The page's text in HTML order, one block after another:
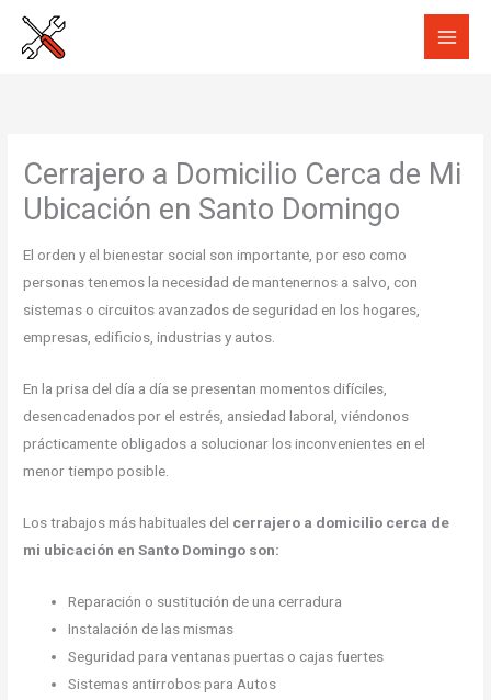
Cerrajero a Domicilio Cerca de Mi
Ubicación en Santo Domingo
El orden y el bienestar social son importante, por eso como
personas tenemos la necesidad de mantenernos a salvo, con
sistemas o circuitos avanzados de seguridad en los hogares,
empresas, edificios, industrias y autos.
En la prisa del día a día se presentan momentos difíciles,
desencadenados por el estrés, ansiedad laboral, viéndonos
prácticamente obligados a solucionar los inconvenientes en el
menor tiempo posible.
Los trabajos más habituales del cerrajero a domicilio cerca de
mi ubicación en Santo Domingo son:
Reparación o sustitución de una cerradura
Instalación de las mismas
Seguridad para ventanas puertas o cajas fuertes
Sistemas antirrobos para Autos